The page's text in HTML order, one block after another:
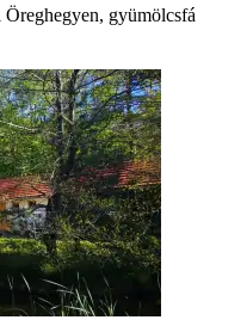
gyümölcsfá